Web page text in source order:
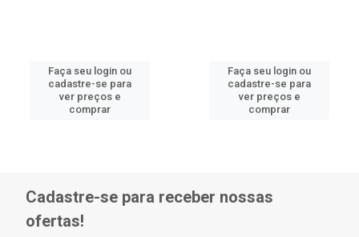
Faça seu login ou
cadastre-se para
ver preços e
comprar
Faça seu login ou
cadastre-se para
ver preços e
comprar
Cadastre-se para receber nossas
ofertas!